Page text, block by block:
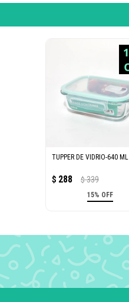
TUPPER DE VIDRIO-640 ML
$ 288 $ 339
15% OFF